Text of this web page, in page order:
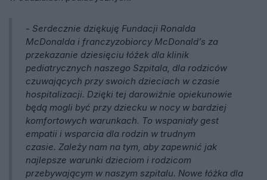
- Serdecznie dziękuję Fundacji Ronalda
McDonalda i franczyzobiorcy McDonald’s za
przekazanie dziesięciu łóżek dla klinik
pediatrycznych naszego Szpitala, dla rodziców
czuwających przy swoich dzieciach w czasie
hospitalizacji. Dzięki tej darowiźnie opiekunowie
będą mogli być przy dziecku w nocy w bardziej
komfortowych warunkach. To wspaniały gest
empatii i wsparcia dla rodzin w trudnym
czasie. Zależy nam na tym, aby zapewnić jak
najlepsze warunki dzieciom i rodzicom
przebywającym w naszym szpitalu. Nowe łóżka dla